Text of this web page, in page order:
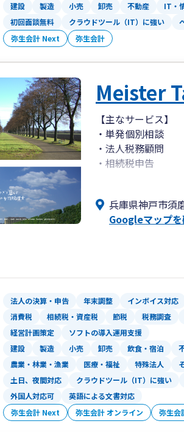
◇ 新人スタッフで
◇ 他士業(社会保険
◇ 30代の税理士在
神戸・大阪を中心
計・税務のパート
当事務所が大切に
い、寄り添うことで
阪神淡路大震災や
そのたびに会計税
共に成長し、現在に
近年、税務会計制
ない時代だからこ
回りして対応し、
私たち西原会計事
長年の実績と豊富
パートナーであり
建設
製造 小売 卸売 不動産 IT・
初回面談無料
クラウドツール（IT）に強い
弥生会計 Next
弥生会計
Meister
【主なサービス】
・単発個別相談
・法人税務顧問
・相続税申告
成長企業の自計化
経理担当者の育成
複雑な税制や制度
税金のご相談から
っていきます。
税務会計の課題を
だからこそ、税金
走者でありたいと考
税務は未来の選択肢
一人で考え込まず
兵庫県神戸市須
Googleマップ
法人の決算・申告 年末調整 インボイス対応
消費税
相続税・資産税 節税 税務調査
経営計画策定
ソフトの導入運用支援
建設
製造 小売 卸売 飲食・宿泊
農業・林業・漁業
医療・福祉 特殊法人
土日、夜間対応
クラウドツール（IT）に強い
外国人対応可
英語による文書対応
弥生会計 Next
弥生会計 オンライン 弥生会